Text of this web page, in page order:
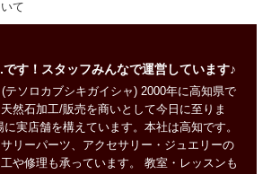
て
す！スタッフみんなで運営しています♪
テソロカブシキガイシャ) 2000年に高知県で
然石加工/販売を商いとして今日に至りま
実店舗を構えています。本社は高知です。
リーパーツ、アクセサリー・ジュエリーの
や修理も承っています。 教室・レッスンも